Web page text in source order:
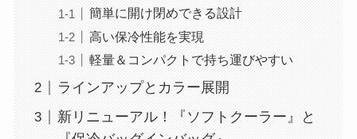
簡単に開け閉めできる設計
高い保冷性能を実現
軽量＆コンパクトで持ち運びやすい
ラインアップとカラー展開
新リニューアル！『ソフトクーラー』と